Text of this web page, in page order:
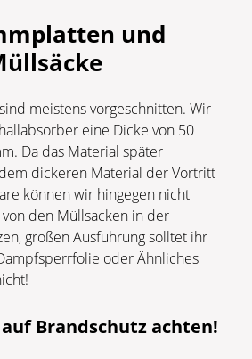
und
meistens vorgeschnitten. Wir
eine Dicke von 50
Da das Material später
dickeren Material der Vortritt
können wir hingegen nicht
den Müllsacken in der
großen Ausführung solltet ihr
oder Ähnliches
Brandschutz achten!